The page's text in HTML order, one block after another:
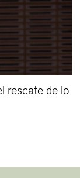
rescate de lo